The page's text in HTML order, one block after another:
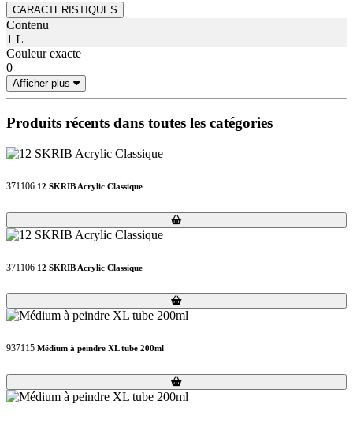
CARACTERISTIQUES
Contenu
1 L
Couleur exacte
0
Afficher plus
Produits récents dans toutes les catégories
371106 12 SKRIB Acrylic Classique
Loading...
Loading...
371106 12 SKRIB Acrylic Classique
Loading...
Loading...
937115 Médium à peindre XL tube 200ml
Loading...
Loading...